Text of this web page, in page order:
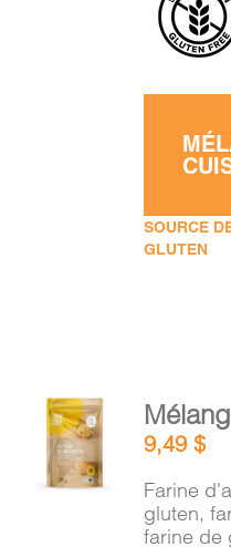
SOURCE
GLUTEN
AJOUTER
AU
PANIER
9,49$
Farine
gluten,
farine de